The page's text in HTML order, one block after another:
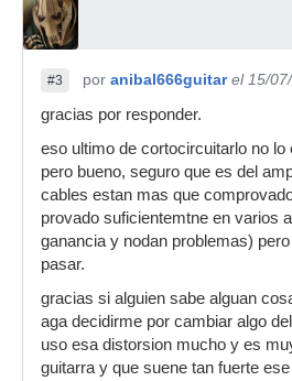
#3 por anibal666guitar el 15/
gracias por responder.
eso ultimo de cortocircuitarlo no lo
pero bueno, seguro que es del
cables estan mas que
provado suficientemtne en varios
ganancia y nodan problemas)
pasar.
gracias si alguien sabe alguan
aga decidirme por cambiar algo
uso esa distorsion mucho y es
guitarra y que suene tan fuerte